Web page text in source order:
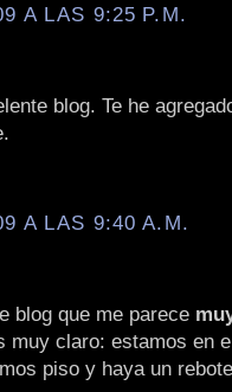
A LAS 9:25 P.M.
blog. Te he
A LAS 9:40 A.M.
blog que me parece
muy claro: estamos en
piso y haya un